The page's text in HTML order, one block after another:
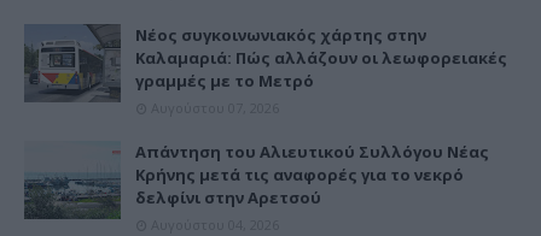
Νέος συγκοινωνιακός χάρτης στην
Καλαμαριά: Πώς αλλάζουν οι λεωφορειακές
γραμμές με το Μετρό
Απάντηση του Αλιευτικού Συλλόγου Νέας
Κρήνης μετά τις αναφορές για το νεκρό
δελφίνι στην Αρετσού